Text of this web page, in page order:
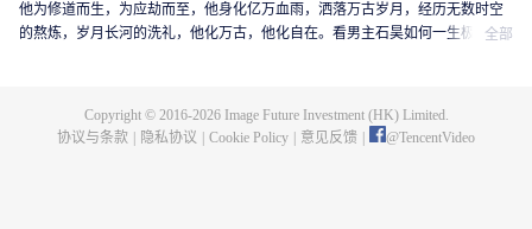
他为修道而生，为应劫而至，他身化亿万血雨，洒落万古岁月，经历无数时空
的熬炼，岁月长河的洗礼，他化万古，他化自在。看男主石昊如何一生极致辉
全部
Copyright © 2016-2026Image Future Investment (HK) Limited.
协议与条款
隐私协议 Cookie Policy 意见反馈 @TencentVideo